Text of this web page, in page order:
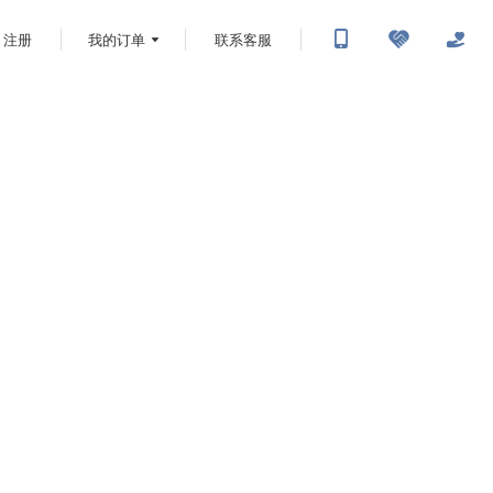
注册 我的订单 联系客服